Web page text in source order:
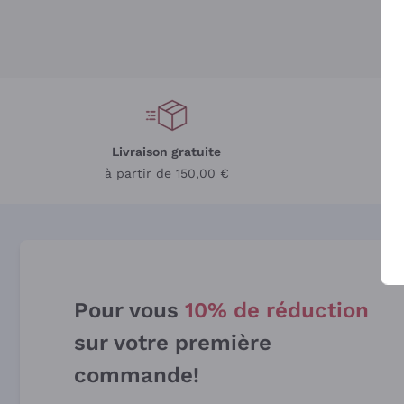
Livraison gratuite
à partir de 150,00 €
Pour vous 10% de réduction
sur votre première
commande!